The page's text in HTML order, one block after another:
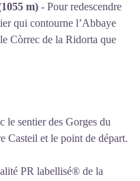
m) - Pour redescendre
qui contourne l’Abbaye
Còrrec de la Ridorta que
le sentier des Gorges du
Casteil et le point de départ.
PR labellisé® de la